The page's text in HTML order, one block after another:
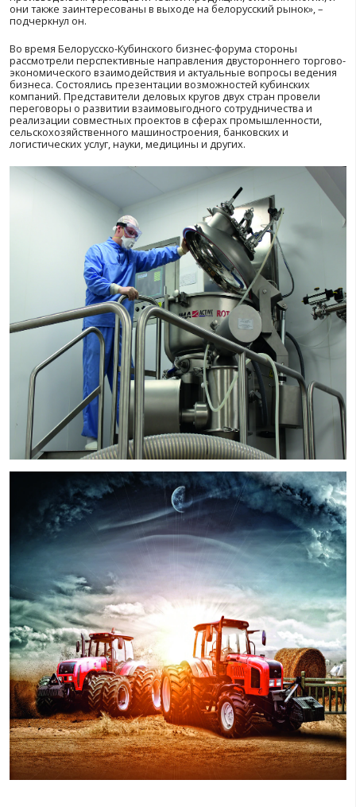
промышленных палат двух стран идет непрерывный
деловыми контактами и предложениями,
выставочно-ярмарочных мероприятиях,
семинарах и других мероприятиях. Он пригласил
компании в следующем году принять участие в
международных выставочных и конгрессных
Беларуси: «Белагро», ТIBО, Промышленно-
форуме и других. «Уверен, что установление
представителями бизнес-сообщества Беларуси и Кубы
способствовать дальнейшему развитию торгово-
отношений двух стран», – подчеркнул заместитель
БелТПП.
Чрезвычайный и Полномочный Посол Кубы в
Перес Бенитес отметил, что белорусско-кубинские
опираются на прочный фундамент дружбы, широкого
интересов, доверительный политический диалог на
высоком уровнях. Кубинская сторона заинтересована в
сотрудничестве с белорусским бизнесом в области
машиностроении, в сфере цифровой экономики и
может содействовать совершенствованию медицины,
направление у нас очень развито, – рассказал
Полномочный Посол. – Также возможно развивать
взаимодействие в машиностроении: нам интересна
запчастей для ремонта и восстановления тракторов,
МАЗ, «АМКОДОР», автобусов. Мы можем заниматься
создавать проекты по поставке этой техники на
Америки. К решению этих вопросов надо подходить
работая вместе, мы сможем преодолеть все
Президент Торговой палаты Кубы Антонио Луис
Корона отметил, что на бизнес-форуме планируется
конкретных соглашений с белорусскими компаниями.
обстановка в мире сложная, тем не менее из-за
кубинской экономике планируется наиболее плотное
сотрудничество в сфере сельского хозяйства и
продуктов питания. Также на Кубе востребованы
технологии, тракторная, грузовая продукция и их
Кубу можно расценивать как мост на рынок
составе кубинской делегации есть компании,
производством фармацевтической продукции,
они также заинтересованы в выходе на белорусский
подчеркнул он.
Во время Белорусско-Кубинского бизнес-форума
рассмотрели перспективные направления
экономического взаимодействия и актуальные
бизнеса. Состоялись презентации возможностей
компаний. Представители деловых кругов двух стран
переговоры о развитии взаимовыгодного
реализации совместных проектов в сферах